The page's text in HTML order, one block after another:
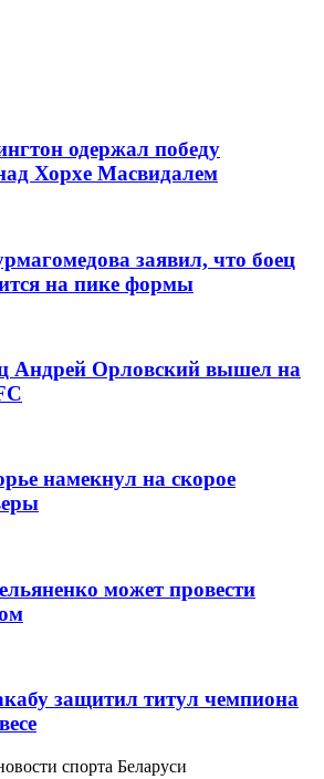
одержал победу
Хорхе Масвидалем
заявил, что боец
на пике формы
Андрей Орловский вышел на
намекнул на скорое
может провести
защитил титул чемпиона
спорта Беларуси